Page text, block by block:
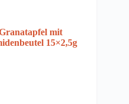
mit
15×2,5g